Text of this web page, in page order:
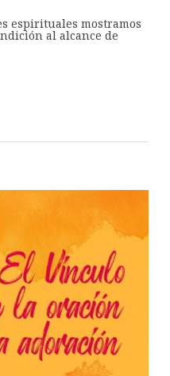
espirituales mostramos
al alcance de